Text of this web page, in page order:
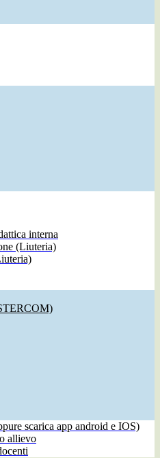
interna
(Liuteria)
scarica app android e IOS)
allievo